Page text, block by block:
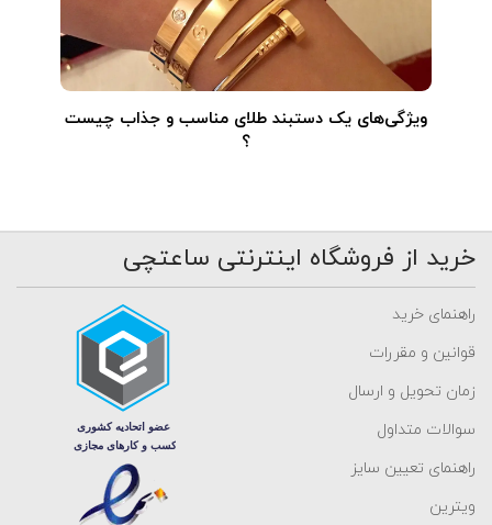
ویژگی‌های یک دستبند طلای مناسب و جذاب چیست
؟
خرید از فروشگاه اینترنتی ساعتچی
راهنمای خرید
قوانین و مقررات
زمان تحویل و ارسال
سوالات متداول
راهنمای تعیین سایز
ویترین